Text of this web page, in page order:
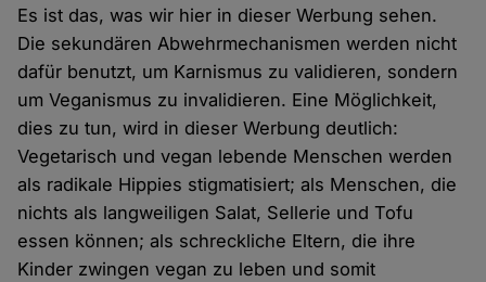
Es ist das, was wir hier in dieser Werbung sehen.
Die sekundären Abwehrmechanismen werden nicht
dafür benutzt, um Karnismus zu validieren, sondern
um Veganismus zu invalidieren. Eine Möglichkeit,
dies zu tun, wird in dieser Werbung deutlich:
Vegetarisch und vegan lebende Menschen werden
als radikale Hippies stigmatisiert; als Menschen, die
nichts als langweiligen Salat, Sellerie und Tofu
essen können; als schreckliche Eltern, die ihre
Kinder zwingen vegan zu leben und somit